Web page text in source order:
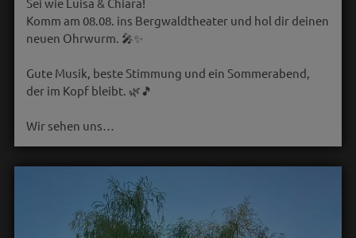
Komm am 08.08. ins Bergwaldtheater und hol dir deinen
neuen Ohrwurm. 🎤✨
Gute Musik, beste Stimmung und ein Sommerabend,
der im Kopf bleibt. 🌿🎵
Wir sehen uns…